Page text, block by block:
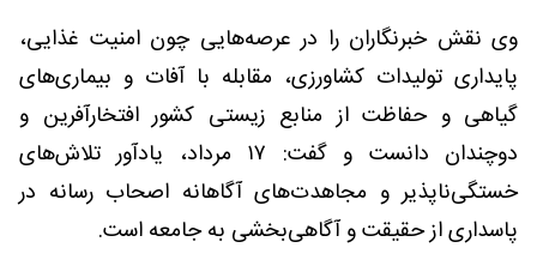
وی نقش خبرنگاران را در عرصه‌هایی چون امنیت غذایی،
پایداری تولیدات کشاورزی، مقابله با آفات و بیماری‌های
گیاهی و حفاظت از منابع زیستی کشور افتخارآفرین و
دوچندان دانست و گفت: ۱۷ مرداد، یادآور تلاش‌های
خستگی‌ناپذیر و مجاهدت‌های آگاهانه اصحاب رسانه در
پاسداری از حقیقت و آگاهی‌بخشی به جامعه است.